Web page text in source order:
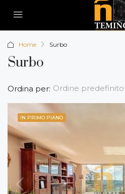
Home Surbo
Surbo
Ordina per: Ordine predefinito
IN PRIMO PIANO